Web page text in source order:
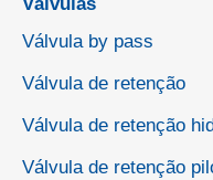
Válvula by pass
Válvula de retenção
Válvula de retenção
Válvula de retenção